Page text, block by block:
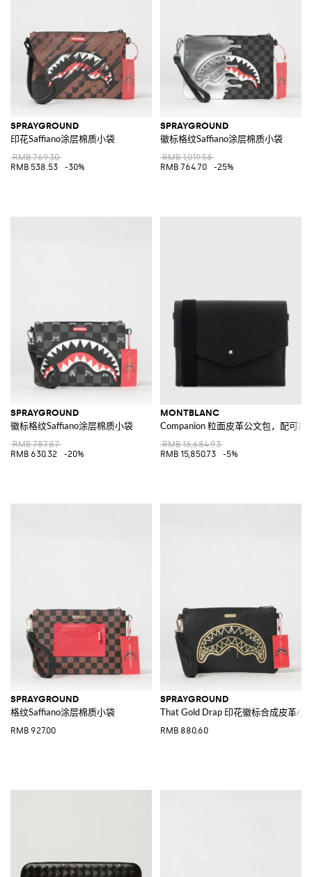
SPRAYGROUND
印花Saffiano涂层棉质小袋
RMB 769.30
RMB 538.53
-30%
SPRAYGROUND
徽标格纹Saffiano涂层棉质小袋
RMB 1,019.58
RMB 764.70
-25%
SPRAYGROUND
徽标格纹Saffiano涂层棉质小袋
RMB 787.87
RMB 630.32
-20%
MONTBLANC
Companion 粒面皮革公文包，配可拆
RMB 16,684.93
RMB 15,850.73
-5%
SPRAYGROUND
格纹Saffiano涂层棉质小袋
RMB 927.00
SPRAYGROUND
That Gold Drap 印花徽标合成皮革小
RMB 880.60